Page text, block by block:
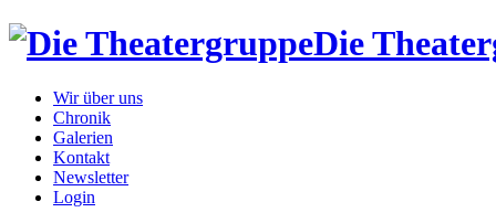
Die
Wir über uns
Chronik
Galerien
Kontakt
Newsletter
Login